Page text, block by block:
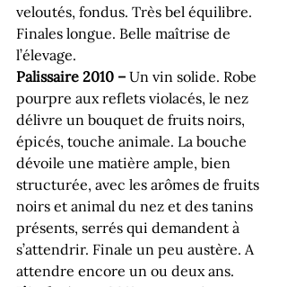
veloutés, fondus. Très bel équilibre.
Finales longue. Belle maîtrise de
l’élevage.
Palissaire 2010 – Un vin solide. Robe
pourpre aux reflets violacés, le nez
délivre un bouquet de fruits noirs,
épicés, touche animale. La bouche
dévoile une matière ample, bien
structurée, avec les arômes de fruits
noirs et animal du nez et des tanins
présents, serrés qui demandent à
s’attendrir. Finale un peu austère. A
attendre encore un ou deux ans.